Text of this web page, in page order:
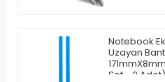
Notebook
Uzayan Bant
Set - 2 Adet)